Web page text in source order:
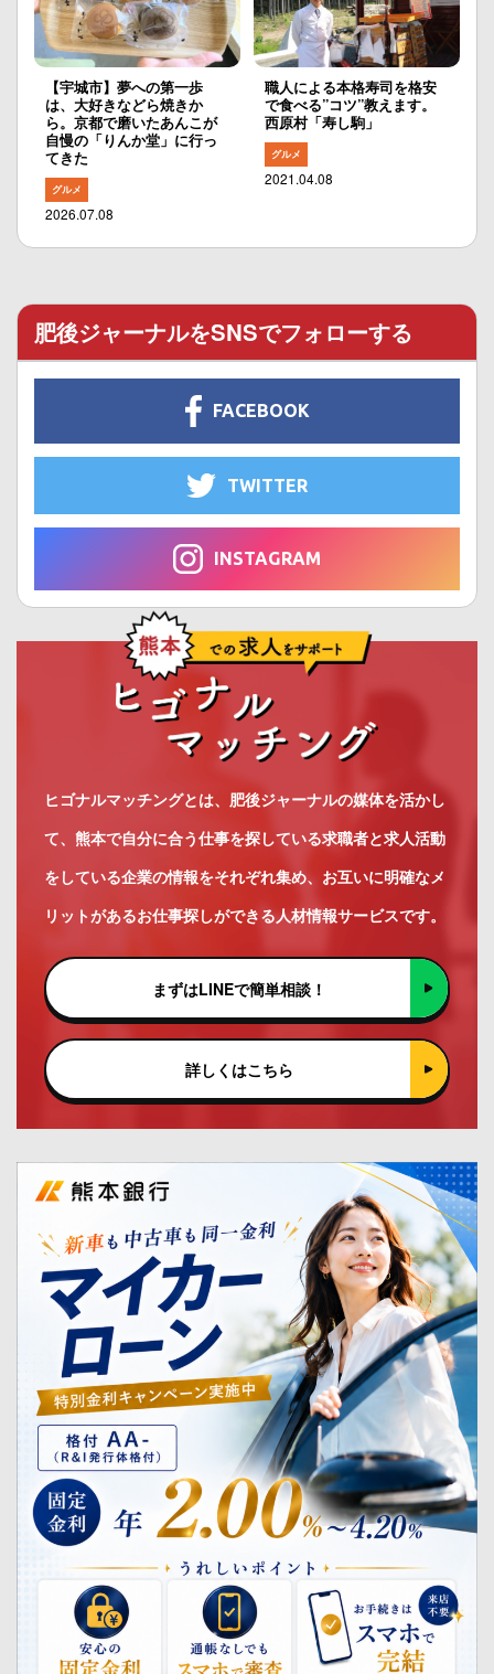
【宇城市】夢への第一歩
は、大好きなどら焼きか
ら。京都で磨いたあんこが
自慢の「りんか堂」に行っ
てきた
グルメ
2026.07.08
職人による本格寿司を格安
で食べる”コツ”教えます。
西原村「寿し駒」
グルメ
2021.04.08
肥後ジャーナルをSNSでフォローする
FACEBOOK
TWITTER
INSTAGRAM
ヒゴナルマッチングとは、肥後ジャーナルの媒体を活かし
て、熊本で自分に合う仕事を探している求職者と求人活動
をしている企業の情報をそれぞれ集め、お互いに明確なメ
リットがあるお仕事探しができる人材情報サービスです。
まずはLINEで簡単相談！
詳しくはこちら